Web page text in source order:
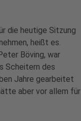
die heutige Sitzung
heißt es.
Böving, war
Scheitern des
Jahre gearbeitet
aber vor allem für